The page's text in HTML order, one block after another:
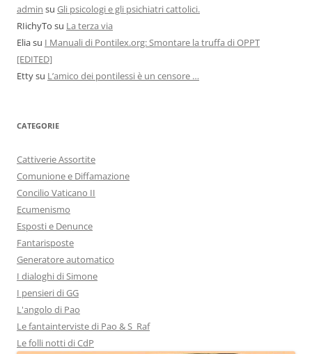
admin su Gli psicologi e gli psichiatri cattolici.
RIichyTo su La terza via
Eliasu I Manuali di Pontilex.org: Smontare la truffa di OPPT
[EDITED]
Ettysu L’amico dei pontilessi è un censore …
CATEGORIE
Cattiverie Assortite
Comunione e Diffamazione
Concilio Vaticano II
Ecumenismo
Esposti e Denunce
Fantarisposte
Generatore automatico
I dialoghi di Simone
I pensieri di GG
L'angolo di Pao
Le fantainterviste di Pao & S_Raf
Le folli notti di CdP